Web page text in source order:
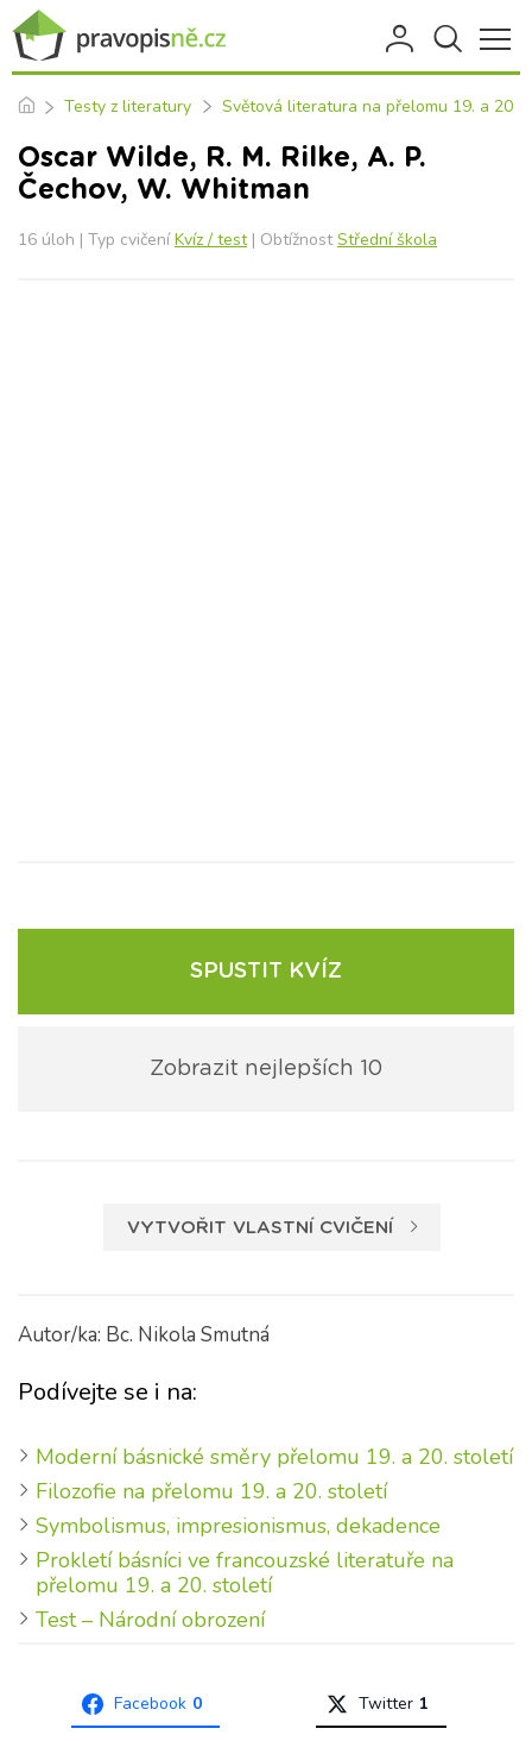
Testy z literatury Světová literatura na přelomu 19. a 20.
Oscar Wilde, R. M. Rilke, A. P.
Čechov, W. Whitman
16 úloh | Typ cvičeníKvíz / test| ObtížnostStřední škola
SPUSTIT KVÍZ
Zobrazit nejlepších 10
VYTVOŘIT VLASTNÍ CVIČENÍ
Autor/ka: Bc. Nikola Smutná
Podívejte se i na:
Moderní básnické směry přelomu 19. a 20. století
Filozofie na přelomu 19. a 20. století
Symbolismus, impresionismus, dekadence
Prokletí básníci ve francouzské literatuře na
přelomu 19. a 20. století
Test – Národní obrození
Facebook 0 Twitter 1